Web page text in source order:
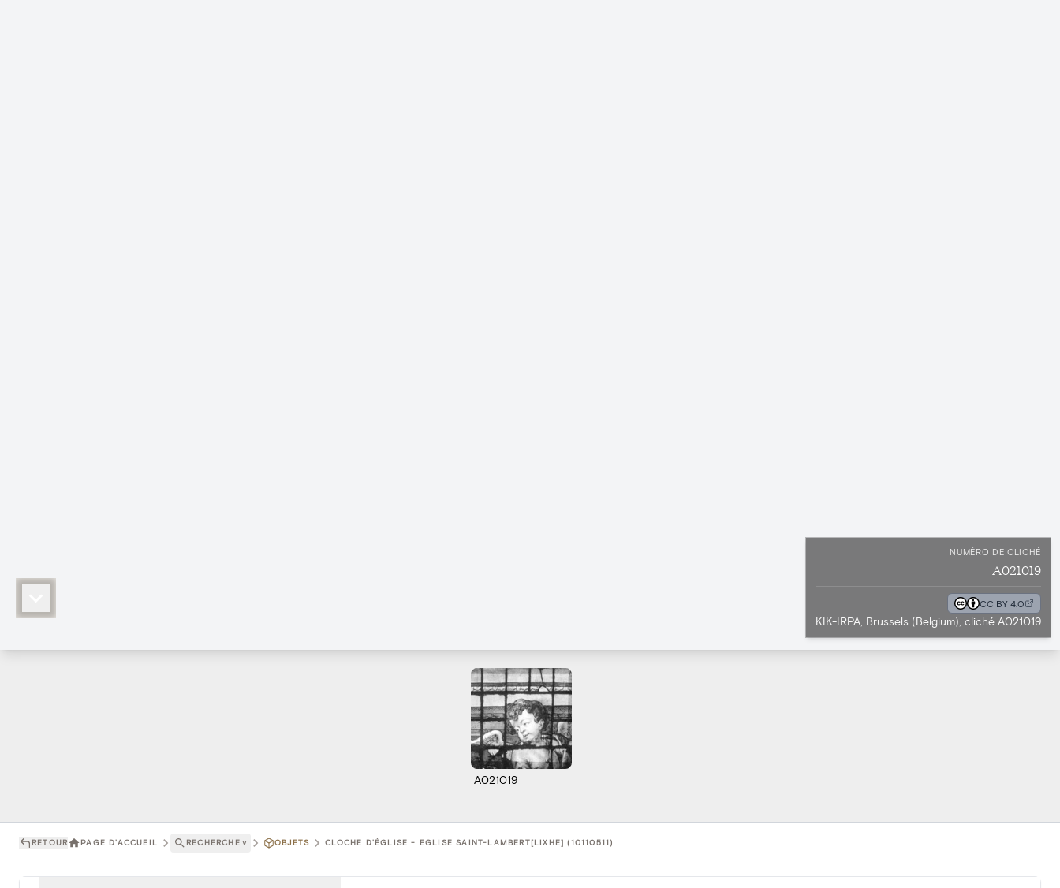
NUMÉRO DE CLICHÉ
A021019
CC BY 4.0
KIK-IRPA, Brussels (Belgium), cliché A021019
A021019
RETOUR PAGE D'ACCUEIL RECHERCHE ˅ OBJETS CLOCHE D'ÉGLISE - EGLISE SAINT-LAMBERT[LIXHE] (10110511)